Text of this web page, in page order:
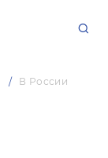
В России